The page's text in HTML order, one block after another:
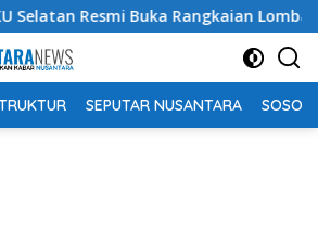
Buka Rangkaian Lomba Peringatan
SEPUTAR NUSANTARA SOSOK